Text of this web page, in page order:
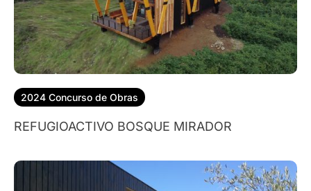
2024 Concurso de Obras
REFUGIOACTIVO BOSQUE MIRADOR